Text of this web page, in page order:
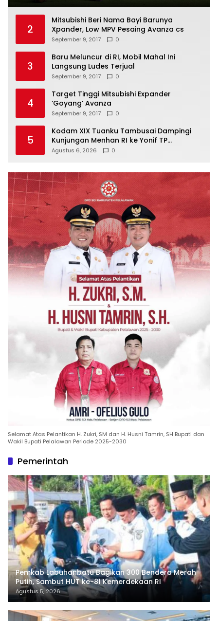
2
Mitsubishi Beri Nama Bayi Barunya
Xpander, Low MPV Pesaing Avanza cs
September 9, 2017 0
3
Baru Meluncur di RI, Mobil Mahal Ini
Langsung Ludes Terjual
September 9, 2017 0
4
Target Tinggi Mitsubishi Expander
‘Goyang’ Avanza
September 9, 2017 0
5
Kodam XIX Tuanku Tambusai Dampingi
Kunjungan Menhan RI ke Yonif TP
952/Imam Bulqin, Perkuat Pembangunan
Agustus 6, 2026 0
Selamat Atas Pelantikan H. Zukri, SM dan H. Husni Tamrin, SH Bupati dan
Wakil Bupati Pelalawan Periode 2025-2030
Pemerintah
Pemkab Labuhanbatu Bagikan 300 Bendera Merah
Putih, Sambut HUT ke-81 Kemerdekaan RI
Agustus 5, 2026